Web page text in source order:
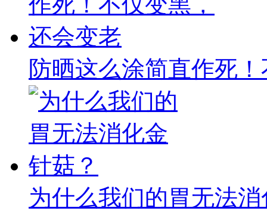
防晒这么涂简直作死
为什么我们的胃无法